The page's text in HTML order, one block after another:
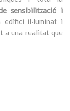
sensibilització i
edifici il·luminat i
a una realitat que